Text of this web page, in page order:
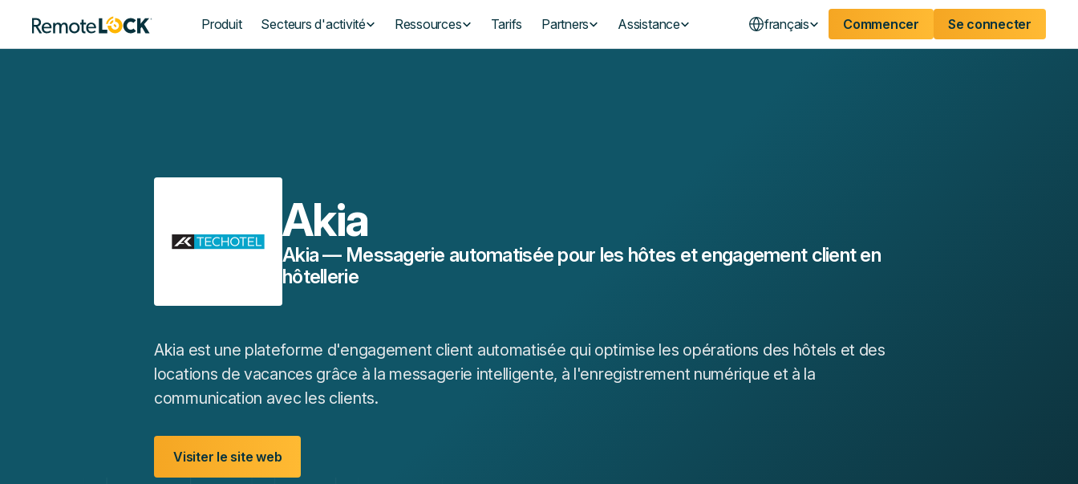
Page
d'accueil
Produit Secteurs d'activité Ressources Tarifs Partners Assistance français Commencer Se connecter
Akia
Akia — Messagerie automatisée pour les hôtes et engagement client en
hôtellerie
Akia est une plateforme d'engagement client automatisée qui optimise les opérations des hôtels et des
locations de vacances grâce à la messagerie intelligente, à l'enregistrement numérique et à la
communication avec les clients.
Visiter le site web